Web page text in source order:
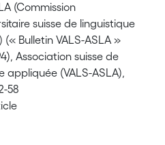
(Commission
suisse de linguistique
Bulletin VALS-ASLA »
Association suisse de
appliquée (VALS-ASLA),
58